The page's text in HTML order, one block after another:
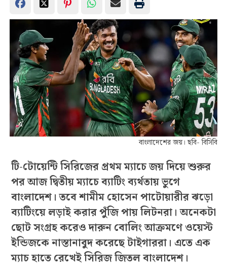
বাংলাদেশের জয়। ছবি- বিসিবি
টি-টোয়েন্টি সিরিজের প্রথম ম্যাচে জয় দিয়ে শুরুর
পর আজ দ্বিতীয় ম্যাচে ব্যাটিং ব্যর্থতায় ভুগে
বাংলাদেশ। তবে শামীম হোসেন পাটোয়ারীর ঝড়ো
ব্যাটিংয়ে লড়াই করার পুঁজি পায় লিটনরা। অনেকটা
ছোট সংগ্রহ করেও দারুন বোলিং আক্রমণে ওয়েস্ট
ইন্ডিজকে নাস্তানাবুদ করেছে টাইগাররা। এতে এক
ম্যাচ হাতে রেখেই সিরিজ জিতল বাংলাদেশ।